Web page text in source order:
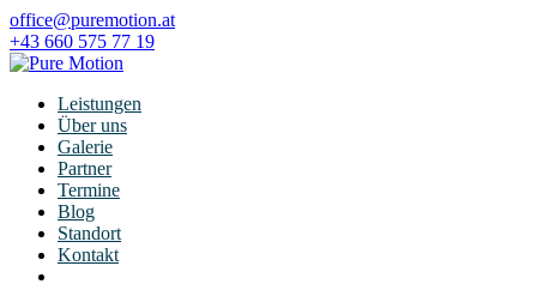
office@puremotion.at
+43 660 575 77 19
Leistungen
Über uns
Galerie
Partner
Termine
Blog
Standort
Kontakt